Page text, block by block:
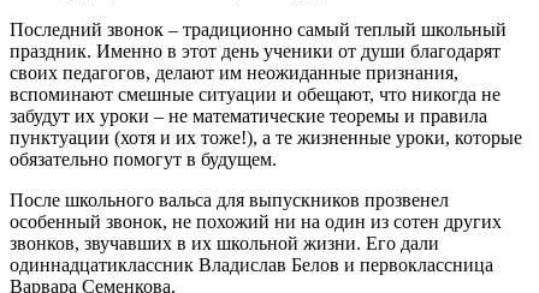
Последний звонок – традиционно самый теплый школьный
праздник. Именно в этот день ученики от души благодарят
своих педагогов, делают им неожиданные признания,
вспоминают смешные ситуации и обещают, что никогда не
забудут их уроки – не математические теоремы и правила
пунктуации (хотя и их тоже!), а те жизненные уроки, которые
обязательно помогут в будущем.
После школьного вальса для выпускников прозвенел
особенный звонок, не похожий ни на один из сотен других
звонков, звучавших в их школьной жизни. Его дали
одиннадцатиклассник Владислав Белов и первоклассница
Варвара Семенкова.